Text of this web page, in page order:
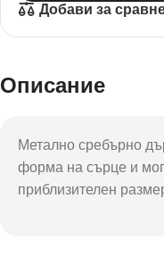
Добави за
Описание
Метално сребърно
форма на сърце и
приблизителен